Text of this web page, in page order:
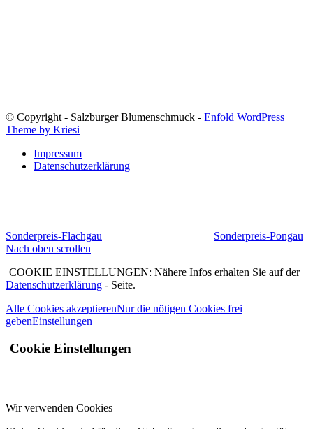
© Copyright - Salzburger Blumenschmuck - Enfold WordPress
Theme by Kriesi
Impressum
Datenschutzerklärung
Sonderpreis-Flachgau
Sonderpreis-Pongau
Nach oben scrollen
COOKIE EINSTELLUNGEN: Nähere Infos erhalten Sie auf der
Datenschutzerklärung - Seite.
Alle Cookies akzeptierenNur die nötigen Cookies frei
gebenEinstellungen
Cookie Einstellungen
Wir verwenden Cookies